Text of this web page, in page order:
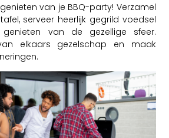
van je BBQ-party! Verzamel
serveer heerlijk gegrild voedsel
van de gezellige sfeer.
elkaars gezelschap en maak